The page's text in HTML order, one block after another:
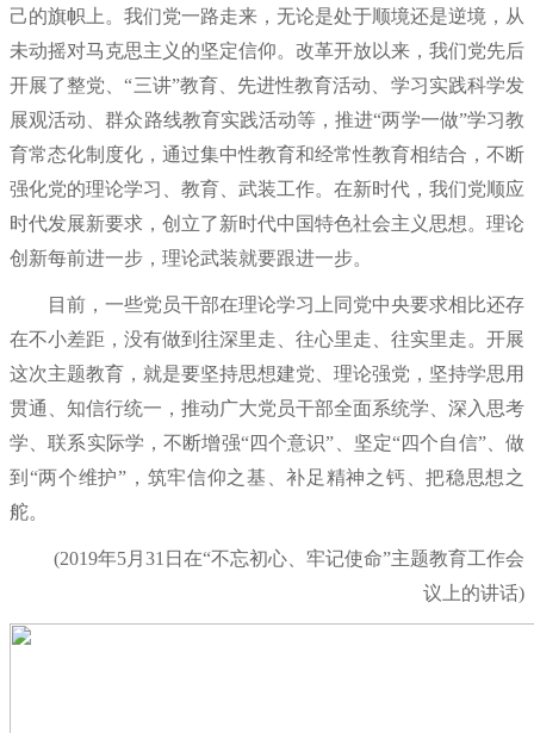
己的旗帜上。我们党一路走来，无论是处于顺境还是逆境，从
未动摇对马克思主义的坚定信仰。改革开放以来，我们党先后
开展了整党、“三讲”教育、先进性教育活动、学习实践科学发
展观活动、群众路线教育实践活动等，推进“两学一做”学习教
育常态化制度化，通过集中性教育和经常性教育相结合，不断
强化党的理论学习、教育、武装工作。在新时代，我们党顺应
时代发展新要求，创立了新时代中国特色社会主义思想。理论
创新每前进一步，理论武装就要跟进一步。
目前，一些党员干部在理论学习上同党中央要求相比还存
在不小差距，没有做到往深里走、往心里走、往实里走。开展
这次主题教育，就是要坚持思想建党、理论强党，坚持学思用
贯通、知信行统一，推动广大党员干部全面系统学、深入思考
学、联系实际学，不断增强“四个意识”、坚定“四个自信”、做
到“两个维护”，筑牢信仰之基、补足精神之钙、把稳思想之
舵。
(2019年5月31日在“不忘初心、牢记使命”主题教育工作会
议上的讲话)